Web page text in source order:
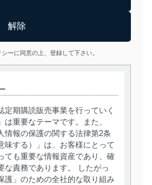
ーに同意の上、登録して下さい。
定期購読販売事業を行っていく
は重要なテーマです。また、
情報の保護の関する法律第2条
味する）」は、お客様にとって
ても重要な情報資産であり、確
な責務であります。 したがっ
護」のための全社的な取り組み